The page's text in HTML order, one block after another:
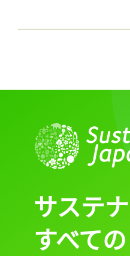
サステ
すべて